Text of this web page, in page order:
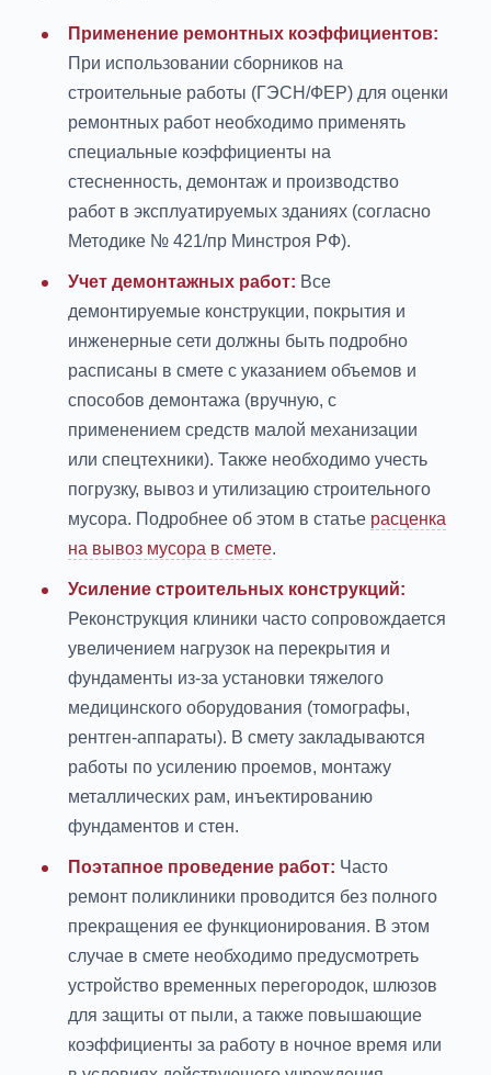
Применение ремонтных коэффициентов:
При использовании сборников на
строительные работы (ГЭСН/ФЕР) для оценки
ремонтных работ необходимо применять
специальные коэффициенты на
стесненность, демонтаж и производство
работ в эксплуатируемых зданиях (согласно
Методике № 421/пр Минстроя РФ).
Учет демонтажных работ: Все
демонтируемые конструкции, покрытия и
инженерные сети должны быть подробно
расписаны в смете с указанием объемов и
способов демонтажа (вручную, с
применением средств малой механизации
или спецтехники). Также необходимо учесть
погрузку, вывоз и утилизацию строительного
мусора. Подробнее об этом в статье расценка
на вывоз мусора в смете.
Усиление строительных конструкций:
Реконструкция клиники часто сопровождается
увеличением нагрузок на перекрытия и
фундаменты из-за установки тяжелого
медицинского оборудования (томографы,
рентген-аппараты). В смету закладываются
работы по усилению проемов, монтажу
металлических рам, инъектированию
фундаментов и стен.
Поэтапное проведение работ: Часто
ремонт поликлиники проводится без полного
прекращения ее функционирования. В этом
случае в смете необходимо предусмотреть
устройство временных перегородок, шлюзов
для защиты от пыли, а также повышающие
коэффициенты за работу в ночное время или